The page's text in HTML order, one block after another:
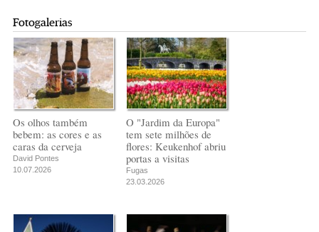
Fotogalerias
Os olhos também
bebem: as cores e as
caras da cerveja
David Pontes
10.07.2026
O "Jardim da Europa"
tem sete milhões de
flores: Keukenhof abriu
portas a visitas
Fugas
23.03.2026